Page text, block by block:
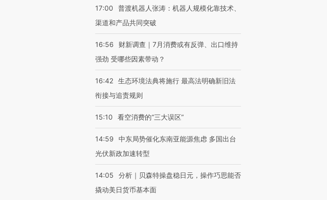
17:00
普渡机器人张涛：机器人规模化靠技术、
渠道和产品共同突破
16:56
财新调查｜7月消费或有反弹、出口维持
强劲 受哪些因素带动？
16:42 生态环境法典将施行 最高法明确新旧法
衔接与追责规则
15:10 看空消费的“三大误区”
14:59
中东局势催化东南亚能源焦虑 多国出台
光伏新政加速转型
14:05
分析｜贝森特操盘稳日元，操作巧思能否
撬动美日货币基本面